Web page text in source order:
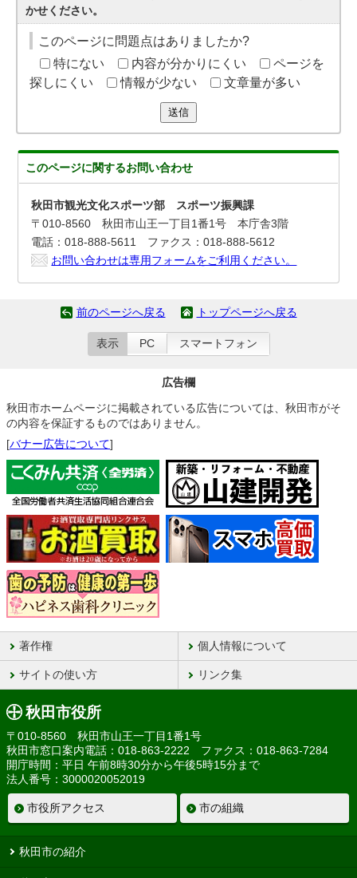
かせください。
このページに問題点はありましたか?
特にない
内容が分かりにくい
ページを
探しにくい
情報が少ない 文章量が多い
送信
このページに関するお問い合わせ
秋田市観光文化スポーツ部 スポーツ振興課
〒010-8560 秋田市山王一丁目1番1号 本庁舎3階
電話：018-888-5611 ファクス：018-888-5612
お問い合わせは専用フォームをご利用ください。
前のページへ戻る トップページへ戻る
表示 PC スマートフォン
広告欄
秋田市ホームページに掲載されている広告については、秋田市がそ
の内容を保証するものではありません。
[バナー広告について]
著作権 個人情報について
サイトの使い方 リンク集
秋田市役所
〒010-8560 秋田市山王一丁目1番1号
秋田市窓口案内電話：018-863-2222 ファクス：018-863-7284
開庁時間：平日 午前8時30分から午後5時15分まで
法人番号：3000020052019
市役所アクセス 市の組織
秋田市の紹介